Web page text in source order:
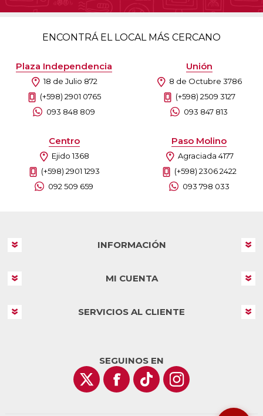
ENCONTRÁ EL LOCAL MÁS CERCANO
Plaza Independencia
18 de Julio 872
(+598) 2901 0765
093 848 809
Unión
8 de Octubre 3786
(+598) 2509 3127
093 847 813
Centro
Ejido 1368
(+598) 2901 1293
092 509 659
Paso Molino
Agraciada 4177
(+598) 2306 2422
093 798 033
INFORMACIÓN
MI CUENTA
SERVICIOS AL CLIENTE
SEGUINOS EN